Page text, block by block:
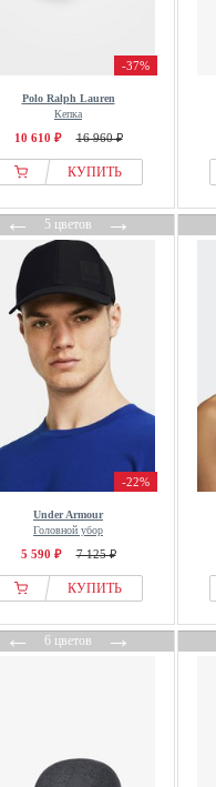
-37%
Polo Ralph Lauren
Кепка
10 610 ₽ 16 960 ₽
КУПИТЬ
←5 цветов→
-22%
Under Armour
Головной убор
5 590 ₽ 7 125 ₽
КУПИТЬ
←6 цветов→